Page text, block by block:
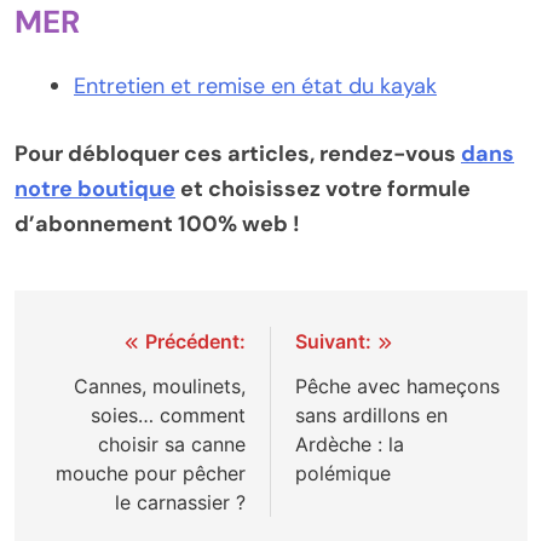
MER
Entretien et remise en état du kayak
Pour débloquer ces articles, rendez-vous dans
notre boutique et choisissez votre formule
d’abonnement 100% web !
Navigation
l’article
Précédent:
Cannes, moulinets,
soies… comment
choisir sa canne
mouche pour pêcher
le carnassier ?
Suivant:
Pêche avec hameçons
sans ardillons en
Ardèche : la
polémique